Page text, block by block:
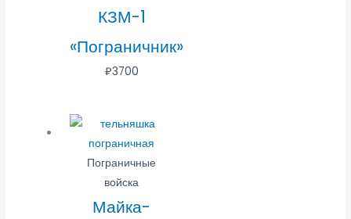
КЗМ-1
«Пограничник»
₽3700
Пограничные
войска
Майка-